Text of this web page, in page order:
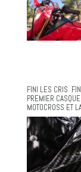
FINI LES CRIS.
PREMIER
MOTOCROSS ET